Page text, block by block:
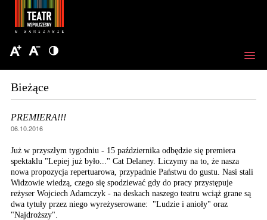
Bieżące
PREMIERA!!!
06.10.2016
Już w przyszłym tygodniu - 15 października odbędzie się premiera
spektaklu "Lepiej już było..." Cat Delaney. Liczymy na to, że nasza
nowa propozycja repertuarowa, przypadnie Państwu do gustu. Nasi stali
Widzowie wiedzą, czego się spodziewać gdy do pracy przystępuje
reżyser Wojciech Adamczyk - na deskach naszego teatru wciąż grane są
dwa tytuły przez niego wyreżyserowane: "Ludzie i anioły" oraz
"Najdroższy".